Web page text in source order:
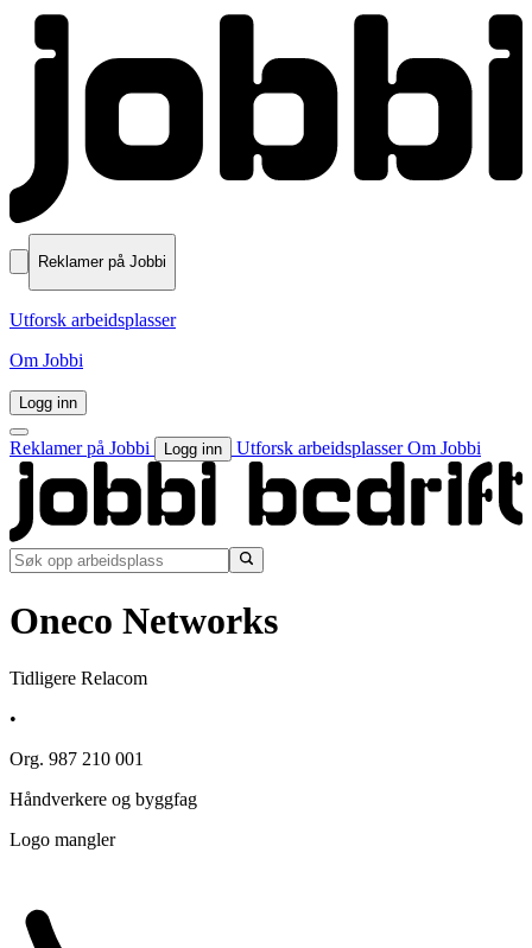
Reklamer på Jobbi
Utforsk arbeidsplasser
Om Jobbi
Logg inn
Reklamer på Jobbi Logg inn Utforsk arbeidsplasserOm Jobbi
Oneco Networks
Tidligere Relacom
•
Org. 987 210 001
Håndverkere og byggfag
Logo mangler